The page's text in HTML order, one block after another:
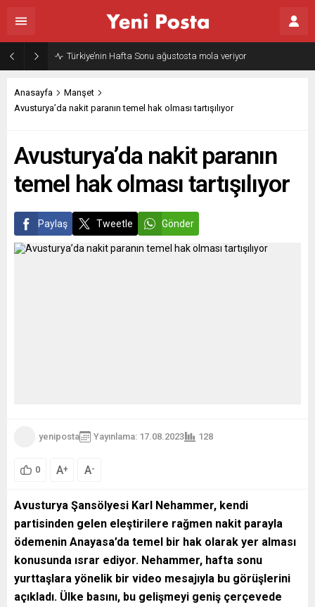
Türkiye’nin Hafta Sonu ağustosta mola veriyor
Anasayfa
Manşet
Avusturya’da nakit paranın temel hak olması tartışılıyor
Avusturya’da nakit paranın
temel hak olması tartışılıyor
Paylaş Tweetle Gönder
yeniposta Yayınlama: 17.08.2023 128
0 A+ A-
Avusturya Şansölyesi Karl Nehammer, kendi
partisinden gelen eleştirilere rağmen nakit parayla
ödemenin Anayasa’da temel bir hak olarak yer alması
konusunda ısrar ediyor. Nehammer, hafta sonu
yurttaşlara yönelik bir video mesajıyla bu görüşlerini
açıkladı. Ülke basını, bu gelişmeyi geniş çerçevede